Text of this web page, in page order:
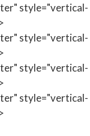
style="vertical-
style="vertical-
style="vertical-
style="vertical-